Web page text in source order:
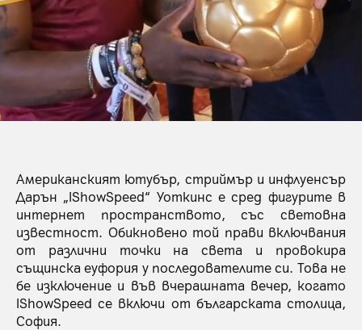
Американският ютубър, стриймър и инфлуенсър
Дарън „IShowSpeed“ Уоткинс е сред фигурите в
интернет пространството, със световна
известност. Обикновено той прави включвания
от различни точки на света и провокира
същинска еуфория у последователите си. Това не
бе изключение и във вчерашната вечер, когато
IShowSpeed се включи от българската столица,
София.